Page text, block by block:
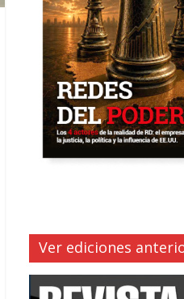
Ver ediciones